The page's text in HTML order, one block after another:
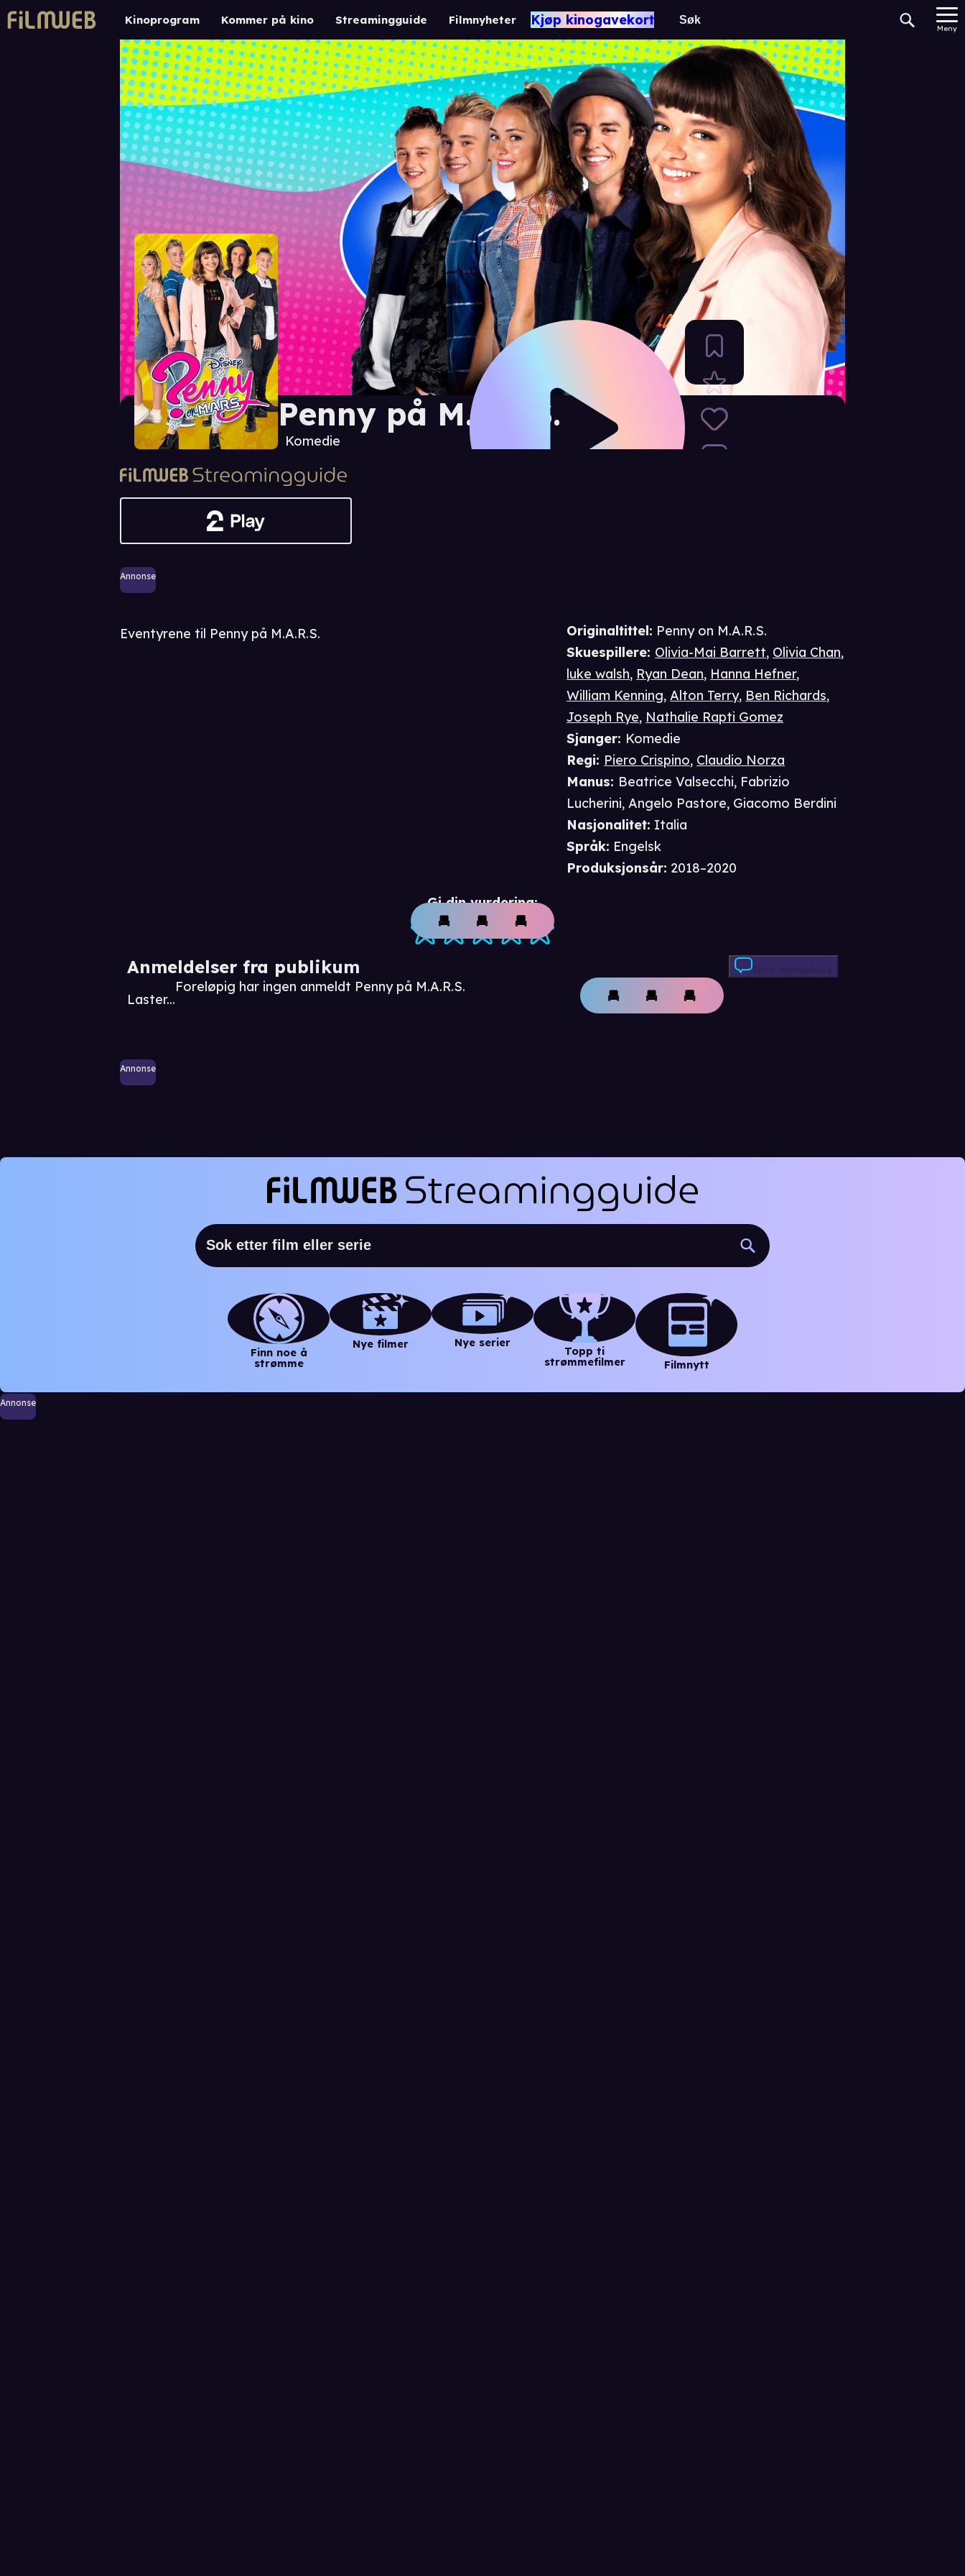
Kinoprogram Kommer på kino Streamingguide Filmnyheter Kjøp kinogavekort
Meny
Penny på M.A.R.S.
Komedie
Annonse
Gi din vurdering:
Anmeldelser fra publikum
Laster...
Foreløpig har ingen anmeldt Penny på M.A.R.S.
Skriv anmeldelse
Annonse
Originaltittel: Penny on M.A.R.S.
Skuespillere: Olivia-Mai Barrett, Olivia Chan,
luke walsh, Ryan Dean, Hanna Hefner,
William Kenning,Alton Terry, Ben Richards,
Joseph Rye, Nathalie Rapti Gomez
Sjanger: Komedie
Regi: Piero Crispino, Claudio Norza
Manus: Beatrice Valsecchi, Fabrizio
Lucherini,Angelo Pastore, Giacomo Berdini
Nasjonalitet: Italia
Språk: Engelsk
Produksjonsår: 2018–2020
Eventyrene til Penny på M.A.R.S.
Finn noe å
strømme
Nye filmer Nye serier
Topp ti
strømmefilmer
Filmnytt
Annonse